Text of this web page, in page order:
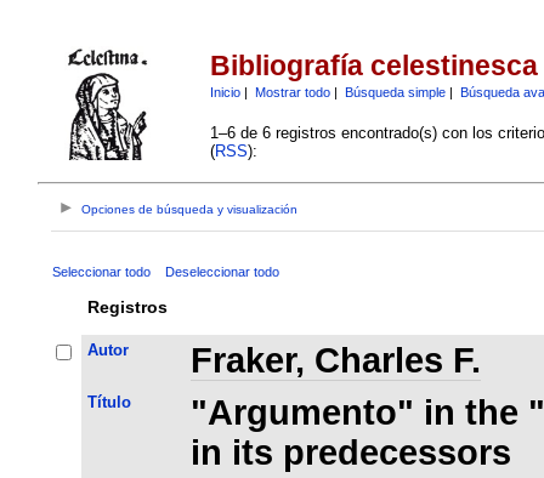
Bibliografía celestinesca
Inicio| Mostrar todo| Búsqueda simple| Búsqueda
1–6 de 6 registros encontrado(s) con los
(RSS):
Opciones de búsqueda y visualización
Seleccionar todo Deseleccionar todo
Registros
Autor Fraker, Charles F.
Título
"Argumento" in the
in its predecessors